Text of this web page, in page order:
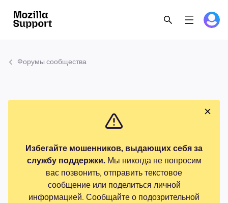
Форумы сообщества
Избегайте мошенников, выдающих себя за
службу поддержки.Мы никогда не попросим
вас позвонить, отправить текстовое
сообщение или поделиться личной
информацией. Сообщайте о подозрительной